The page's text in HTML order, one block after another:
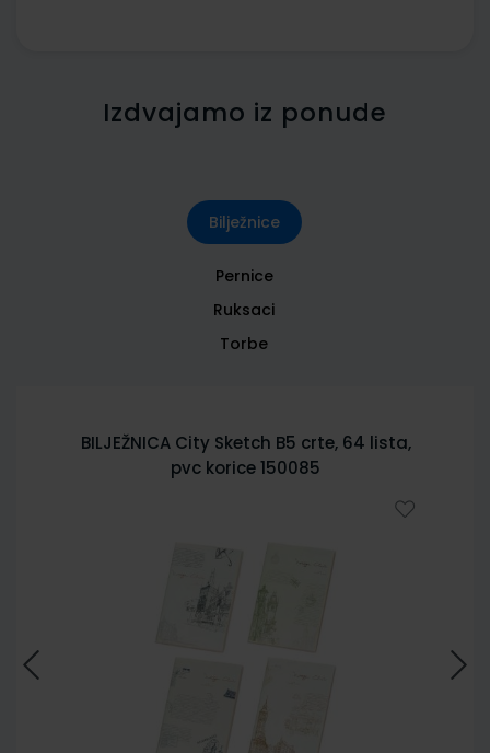
Izdvajamo iz ponude
Bilježnice
Pernice
Ruksaci
Torbe
BILJEŽNICA City Sketch B5 crte, 64 lista,
pvc korice 150085